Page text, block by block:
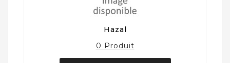
Hazal
0 Produit